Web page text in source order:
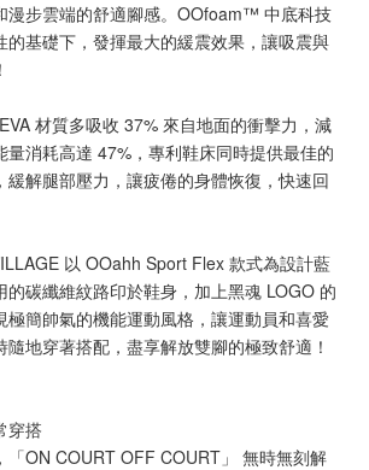
漫步雲端的舒適腳感。OOfoam™ 中底科技
的基礎下，發揮最大的緩震效果，讓吸震與
材質多吸收 37% 來自地面的衝擊力，減
量消耗高達 47%，專利鞋床同時提供最佳的
緩解腿部壓力，讓疲倦的身體恢復，快速回
以 OOahh Sport Flex 款式為設計藍
的碳纖維紋路印於鞋身，加上黑魂 LOGO 的
極簡帥氣的機能運動風格，讓運動員和喜愛
地穿著搭配，盡享解放雙腳的極致舒適！
穿搭
「ON COURT OFF COURT」 無時無刻解